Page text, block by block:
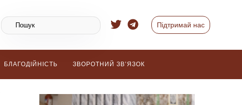
Підтримай нас
БЛАГОДІЙНІСТЬ ЗВОРОТНИЙ ЗВ’ЯЗОК